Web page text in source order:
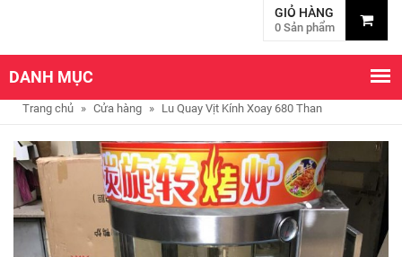
GIỎ HÀNG
0 Sản phẩm
DANH MỤC
Trang chủ » Cửa hàng » Lu Quay Vịt Kính Xoay 680 Than